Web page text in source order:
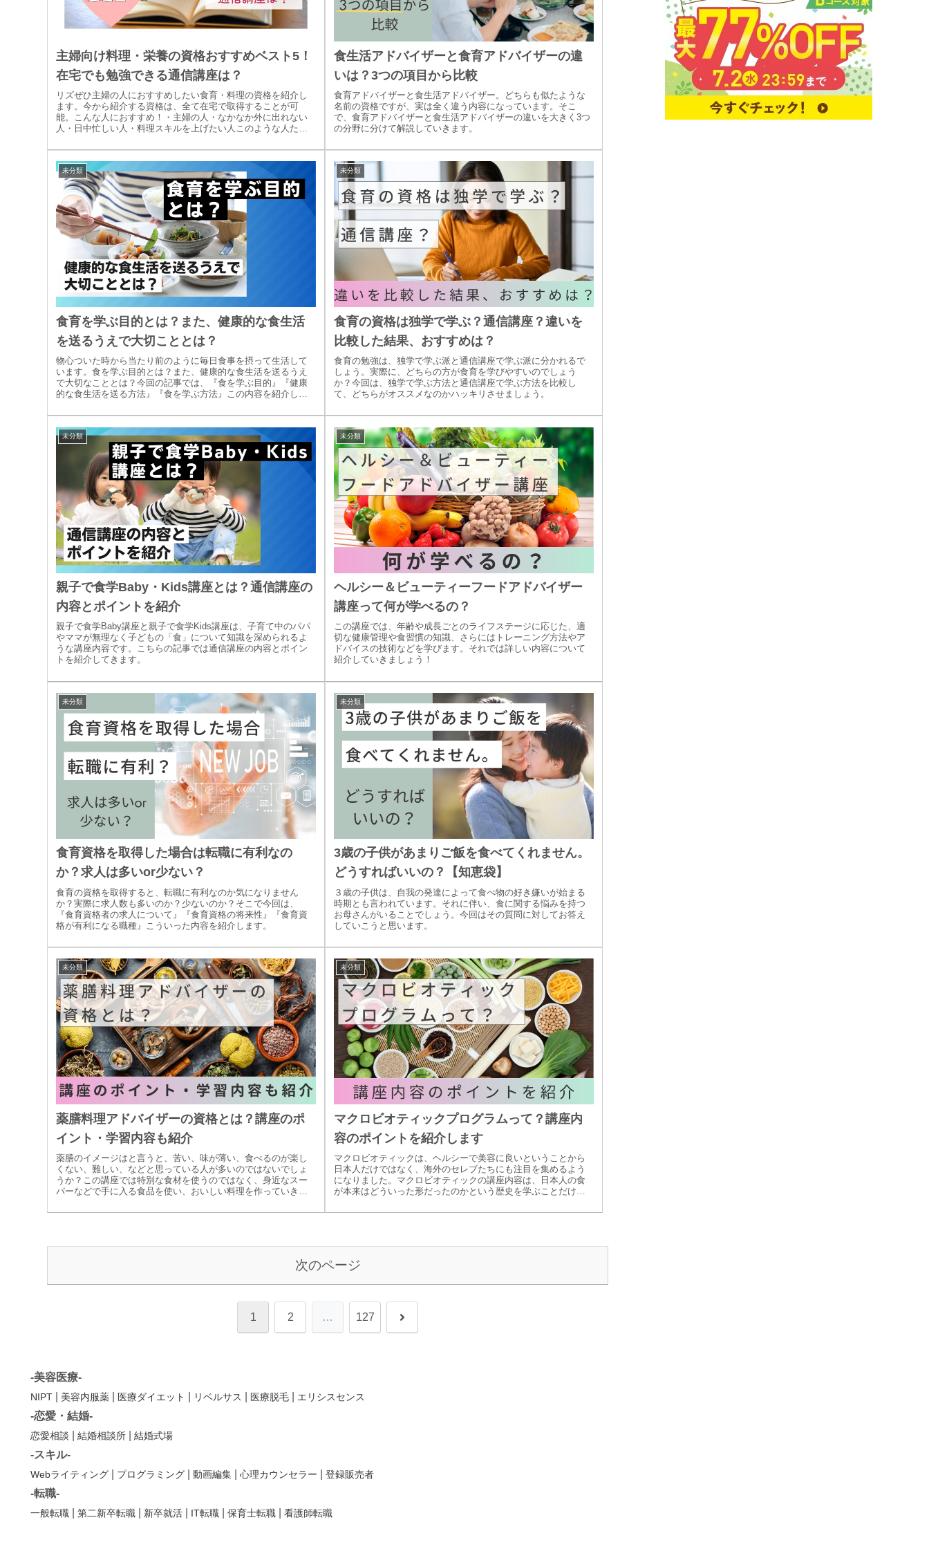
主婦向け料理・栄養の資格おすすめベスト5！
在宅でも勉強できる通信講座は？
リズぜひ主婦の人におすすめしたい食育・料理の資格を紹介し
ます。今から紹介する資格は、全て在宅で取得することが可
能。こんな人におすすめ！・主婦の人・なかなか外に出れない
人・日中忙しい人・料理スキルを上げたい人このような人たち
食生活アドバイザーと食育アドバイザーの違
いは？3つの項目から比較
食育アドバイザーと食生活アドバイザー。どちらも似たような
名前の資格ですが、実は全く違う内容になっています。そこ
で、食育アドバイザーと食生活アドバイザーの違いを大きく3つ
の分野に分けて解説していきます。
未分類
食育を学ぶ目的とは？また、健康的な食生活
を送るうえで大切こととは？
物心ついた時から当たり前のように毎日食事を摂って生活して
います。食を学ぶ目的とは？また、健康的な食生活を送るうえ
で大切なこととは？今回の記事では、『食を学ぶ目的』『健康
的な食生活を送る方法』『食を学ぶ方法』この内容を紹介して
未分類
食育の資格は独学で学ぶ？通信講座？違いを
比較した結果、おすすめは？
食育の勉強は、独学で学ぶ派と通信講座で学ぶ派に分かれるで
しょう。実際に、どちらの方が食育を学びやすいのでしょう
か？今回は、独学で学ぶ方法と通信講座で学ぶ方法を比較し
て、どちらがオススメなのかハッキリさせましょう。
未分類
親子で食学Baby・Kids講座とは？通信講座の
内容とポイントを紹介
親子で食学Baby講座と親子で食学Kids講座は、子育て中のパパ
やママが無理なく子どもの「食」について知識を深められるよ
うな講座内容です。こちらの記事では通信講座の内容とポイン
トを紹介してきます。
未分類
ヘルシー＆ビューティーフードアドバイザー
講座って何が学べるの？
この講座では、年齢や成長ごとのライフステージに応じた、適
切な健康管理や食習慣の知識、さらにはトレーニング方法やア
ドバイスの技術などを学びます。それでは詳しい内容について
紹介していきましょう！
未分類
食育資格を取得した場合は転職に有利なの
か？求人は多いor少ない？
食育の資格を取得すると、転職に有利なのか気になりません
か？実際に求人数も多いのか？少ないのか？そこで今回は、
『食育資格者の求人について』『食育資格の将来性』『食育資
格が有利になる職種』こういった内容を紹介します。
未分類
3歳の子供があまりご飯を食べてくれません。
どうすればいいの？【知恵袋】
３歳の子供は、自我の発達によって食べ物の好き嫌いが始まる
時期とも言われています。それに伴い、食に関する悩みを持つ
お母さんがいることでしょう。今回はその質問に対してお答え
していこうと思います。
未分類
薬膳料理アドバイザーの資格とは？講座のポ
イント・学習内容も紹介
薬膳のイメージはと言うと、苦い、味が薄い、食べるのが楽し
くない、難しい、などと思っている人が多いのではないでしょ
うか？この講座では特別な食材を使うのではなく、身近なスー
パーなどで手に入る食品を使い、おいしい料理を作っていきま
その時々の症状に合わせて食材を選択し料理できる人」を目指
未分類
マクロビオティックプログラムって？講座内
容のポイントを紹介します
マクロビオティックは、ヘルシーで美容に良いということから
日本人だけではなく、海外のセレブたちにも注目を集めるよう
になりました。マクロビオティックの講座内容は、日本人の食
が本来はどういった形だったのかという歴史を学ぶことだけで
なことから学ぶことが可能です。
次のページ
1 2 … 127 次
-美容医療-
NIPT 美容内服薬 医療ダイエット リベルサス 医療脱毛 エリシスセンス
-恋愛・結婚-
恋愛相談 結婚相談所 結婚式場
-スキル-
Webライティング プログラミング 動画編集 心理カウンセラー 登録販売者
-転職-
一般転職 第二新卒転職 新卒就活 IT転職 保育士転職 看護師転職